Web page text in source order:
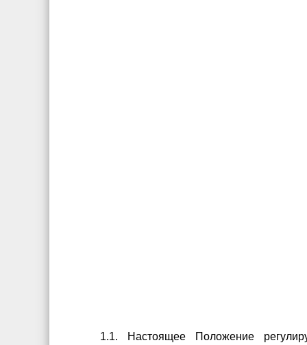
1.1. Настоящее Положение